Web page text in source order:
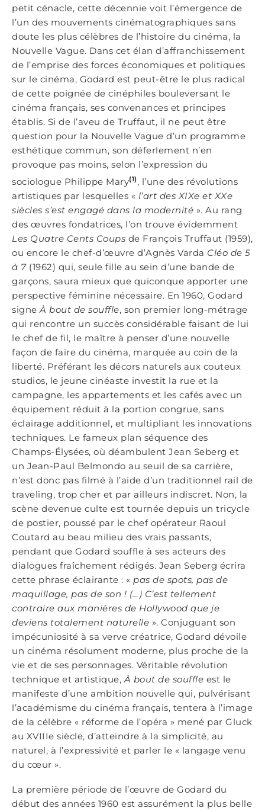
petit cénacle, cette décennie voit l’émergence de
l’un des mouvements cinématographiques sans
doute les plus célèbres de l’histoire du cinéma, la
Nouvelle Vague. Dans cet élan d’affranchissement
de l’emprise des forces économiques et politiques
sur le cinéma, Godard est peut-être le plus radical
de cette poignée de cinéphiles bouleversant le
cinéma français, ses convenances et principes
établis. Si de l’aveu de Truffaut, il ne peut être
question pour la Nouvelle Vague d’un programme
esthétique commun, son déferlement n’en
provoque pas moins, selon l’expression du
sociologue Philippe Mary(1) , l’une des révolutions
artistiques par lesquelles « l’art des XIXe et XXe
siècles s’est engagé dans la modernité ». Au rang
des œuvres fondatrices, l’on trouve évidemment
Les Quatre Cents Coups de François Truffaut (1959),
ou encore le chef-d’œuvre d’Agnès Varda Cléo de 5
à 7 (1962) qui, seule fille au sein d’une bande de
garçons, saura mieux que quiconque apporter une
perspective féminine nécessaire. En 1960, Godard
signe À bout de souffle, son premier long-métrage
qui rencontre un succès considérable faisant de lui
le chef de fil, le maître à penser d’une nouvelle
façon de faire du cinéma, marquée au coin de la
liberté. Préférant les décors naturels aux couteux
studios, le jeune cinéaste investit la rue et la
campagne, les appartements et les cafés avec un
équipement réduit à la portion congrue, sans
éclairage additionnel, et multipliant les innovations
techniques. Le fameux plan séquence des
Champs-Élysées, où déambulent Jean Seberg et
un Jean-Paul Belmondo au seuil de sa carrière,
n’est donc pas filmé à l’aide d’un traditionnel rail de
traveling, trop cher et par ailleurs indiscret. Non, la
scène devenue culte est tournée depuis un tricycle
de postier, poussé par le chef opérateur Raoul
Coutard au beau milieu des vrais passants,
pendant que Godard souffle à ses acteurs des
dialogues fraîchement rédigés. Jean Seberg écrira
cette phrase éclairante : « pas de spots, pas de
maquillage, pas de son ! (…) C’est tellement
contraire aux manières de Hollywood que je
deviens totalement naturelle ». Conjuguant son
impécuniosité à sa verve créatrice, Godard dévoile
un cinéma résolument moderne, plus proche de la
vie et de ses personnages. Véritable révolution
technique et artistique, À bout de souffle est le
manifeste d’une ambition nouvelle qui, pulvérisant
l’académisme du cinéma français, tentera à l’image
de la célèbre « réforme de l’opéra » mené par Gluck
au XVIIIe siècle, d’atteindre à la simplicité, au
naturel, à l’expressivité et parler le « langage venu
du cœur ».
La première période de l’œuvre de Godard du
début des années 1960 est assurément la plus belle